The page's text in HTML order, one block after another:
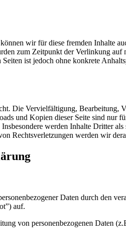
wir für diese fremden Inhalte
zum Zeitpunkt der Verlinkung
ist jedoch ohne konkrete
Die Vervielfältigung, Bearbeitung,
und Kopien dieser Seite sind nur
werden Inhalte Dritter
Rechtsverletzungen werden wir
Daten durch den
auf.
von personenbezogenen Daten